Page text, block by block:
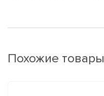
Похожие товары